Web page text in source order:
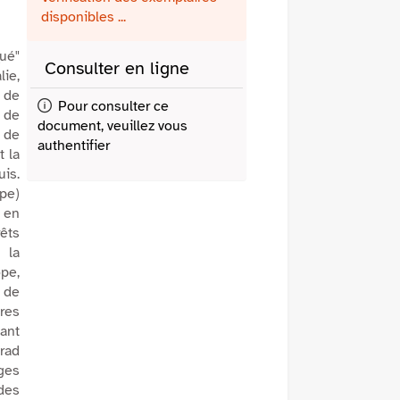
de
la
la
disponibles ...
Consulter en ligne
Pour consulter ce
document, veuillez vous
authentifier